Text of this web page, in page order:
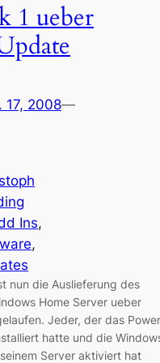
1 ueber
17, 2008—
Ins
nun die Auslieferung des
Home Server ueber
Jeder, der das Power
hatte und die
Server aktiviert hat